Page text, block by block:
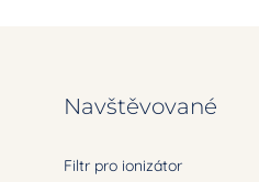
Navštěvované
Filtr pro ionizátor